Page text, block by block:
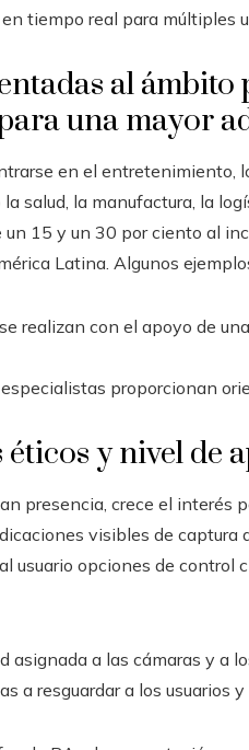
tiempo real para múltiples
al
una mayor
en el entretenimiento,
salud, la manufactura, la
15 y un 30 por ciento al
Latina. Algunos
realizan con el apoyo de
proporcionan
y nivel de
presencia, crece el interés
visibles de captura
usuario opciones de control
asignada a las cámaras y a
a resguardar a los usuarios y